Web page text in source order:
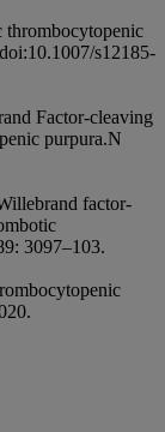
s12185-
Factor-cleaving
purpura.N
factor-
3097–103.